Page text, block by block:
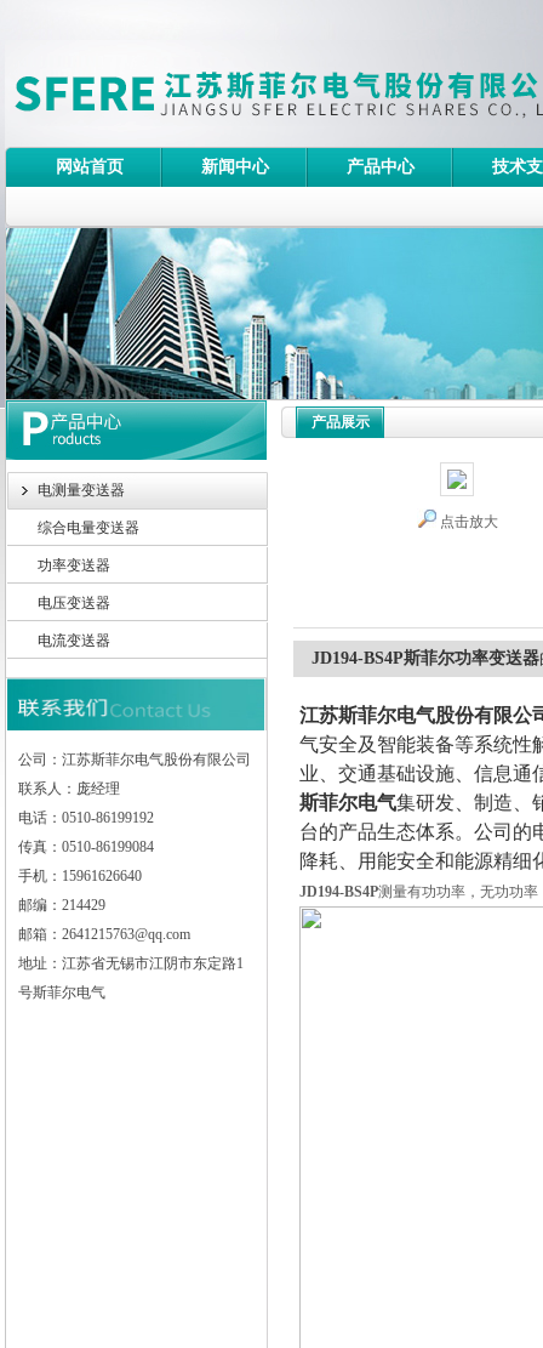
江苏斯菲尔电气股份有限公司
网站首页 新闻中心 产品中心 技术
电测量变送器
综合电量变送器
功率变送器
电压变送器
电流变送器
公司：江苏斯菲尔电气股份有限公司
联系人：庞经理
电话：0510-86199192
传真：0510-86199084
手机：15961626640
邮编：214429
邮箱：2641215763@qq.com
地址：江苏省无锡市江阴市东定路1
号斯菲尔电气
产品展示
点击放大
JD194-BS4P斯菲尔功率变送器
江苏斯菲尔电气股份有限公
气安全及智能装备等系统性
业、交通基础设施、信息通
斯菲尔电气集研发、制造、
台的产品生态体系。公司的
降耗、用能安全和能源精细
JD194-BS4P测量有功功率，无功功